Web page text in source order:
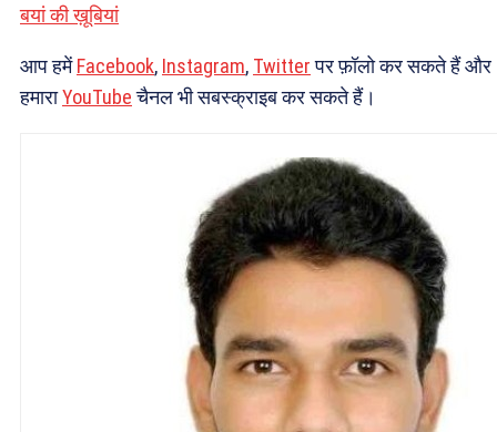
बयां की ख़ूबियां
आप हमेंFacebook, Instagram, Twitterपर फ़ॉलो कर सकते हैं और
हमाराYouTubeचैनल भी सबस्क्राइब कर सकते हैं।